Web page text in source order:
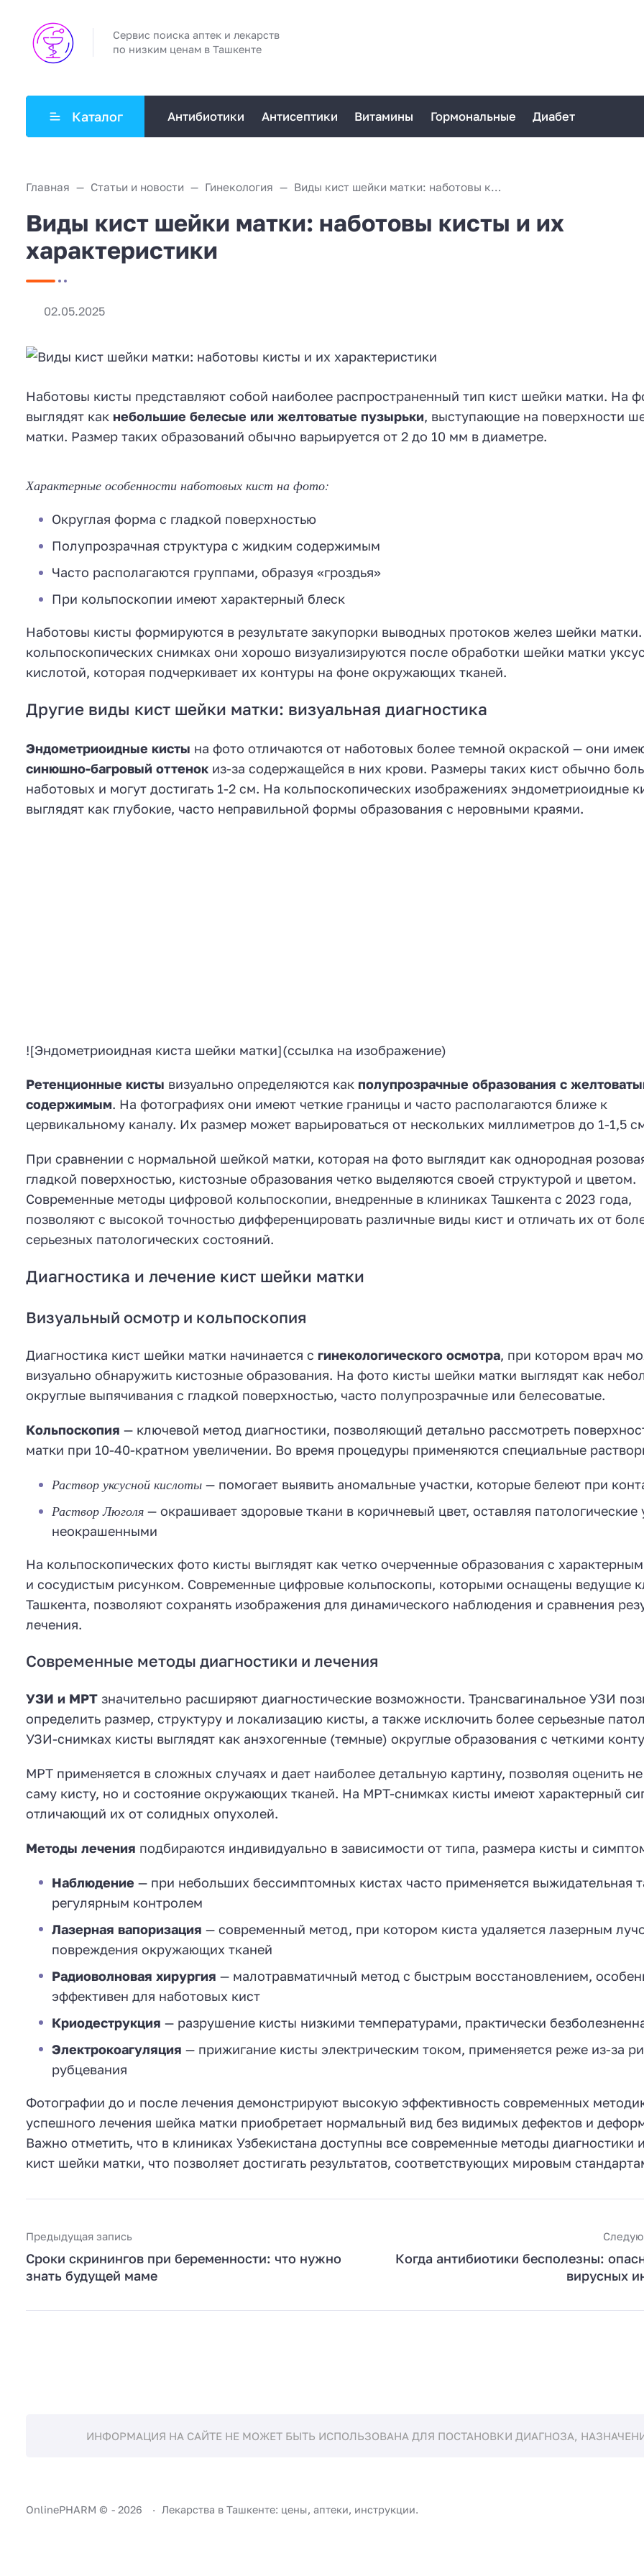
Сервис поиска аптек и лекарств
по низким ценам в Ташкенте
Каталог Антибиотики Антисептики Витамины Гормональные Диабет
Главная Статьи и новости Гинекология Виды кист шейки матки: наботовы кисты и их характеристики
Виды кист шейки матки: наботовы кисты и их
характеристики
02.05.2025
Наботовы кисты представляют собой наиболее распространенный тип кист шейки матки. На
выглядят как небольшие белесые или желтоватые пузырьки, выступающие на поверхности
матки. Размер таких образований обычно варьируется от 2 до 10 мм в диаметре.
Характерные особенности наботовых кист на фото:
Округлая форма с гладкой поверхностью
Полупрозрачная структура с жидким содержимым
Часто располагаются группами, образуя «гроздья»
При кольпоскопии имеют характерный блеск
Наботовы кисты формируются в результате закупорки выводных протоков желез шейки
кольпоскопических снимках они хорошо визуализируются после обработки шейки матки
кислотой, которая подчеркивает их контуры на фоне окружающих тканей.
Другие виды кист шейки матки: визуальная диагностика
Эндометриоидные кисты на фото отличаются от наботовых более темной окраской — они
синюшно-багровый оттенок из-за содержащейся в них крови. Размеры таких кист обычно
наботовых и могут достигать 1-2 см. На кольпоскопических изображениях эндометриоидные
выглядят как глубокие, часто неправильной формы образования с неровными краями.
![Эндометриоидная киста шейки матки](ссылка на изображение)
Ретенционные кисты визуально определяются как полупрозрачные образования с
содержимым. На фотографиях они имеют четкие границы и часто располагаются ближе к
цервикальному каналу. Их размер может варьироваться от нескольких миллиметров до 1-1,5
При сравнении с нормальной шейкой матки, которая на фото выглядит как однородная
гладкой поверхностью, кистозные образования четко выделяются своей структурой и цветом.
Современные методы цифровой кольпоскопии, внедренные в клиниках Ташкента с 2023 года,
позволяют с высокой точностью дифференцировать различные виды кист и отличать их от
серьезных патологических состояний.
Диагностика и лечение кист шейки матки
Визуальный осмотр и кольпоскопия
Диагностика кист шейки матки начинается с гинекологического осмотра, при котором врач
визуально обнаружить кистозные образования. На фото кисты шейки матки выглядят как
округлые выпячивания с гладкой поверхностью, часто полупрозрачные или белесоватые.
Кольпоскопия — ключевой метод диагностики, позволяющий детально рассмотреть
матки при 10-40-кратном увеличении. Во время процедуры применяются специальные
Раствор уксусной кислоты — помогает выявить аномальные участки, которые белеют при
Раствор Люголя — окрашивает здоровые ткани в коричневый цвет, оставляя патологические
неокрашенными
На кольпоскопических фото кисты выглядят как четко очерченные образования с
и сосудистым рисунком. Современные цифровые кольпоскопы, которыми оснащены ведущие
Ташкента, позволяют сохранять изображения для динамического наблюдения и сравнения
лечения.
Современные методы диагностики и лечения
УЗИ и МРТ значительно расширяют диагностические возможности. Трансвагинальное УЗИ
определить размер, структуру и локализацию кисты, а также исключить более серьезные
УЗИ-снимках кисты выглядят как анэхогенные (темные) округлые образования с четкими
МРТ применяется в сложных случаях и дает наиболее детальную картину, позволяя оценить
саму кисту, но и состояние окружающих тканей. На МРТ-снимках кисты имеют характерный
отличающий их от солидных опухолей.
Методы лечения подбираются индивидуально в зависимости от типа, размера кисты и
Наблюдение — при небольших бессимптомных кистах часто применяется выжидательная
регулярным контролем
Лазерная вапоризация — современный метод, при котором киста удаляется лазерным
повреждения окружающих тканей
Радиоволновая хирургия — малотравматичный метод с быстрым восстановлением,
эффективен для наботовых кист
Криодеструкция — разрушение кисты низкими температурами, практически
Электрокоагуляция — прижигание кисты электрическим током, применяется реже из-за
рубцевания
Фотографии до и после лечения демонстрируют высокую эффективность современных
успешного лечения шейка матки приобретает нормальный вид без видимых дефектов и
Важно отметить, что в клиниках Узбекистана доступны все современные методы диагностики
кист шейки матки, что позволяет достигать результатов, соответствующих мировым
Предыдущая запись
Сроки скринингов при беременности: что нужно
знать будущей маме
Когда антибиотики бесполезны:
вирусных
ИНФОРМАЦИЯ НА САЙТЕ НЕ МОЖЕТ БЫТЬ ИСПОЛЬЗОВАНА ДЛЯ ПОСТАНОВКИ ДИАГНОЗА,
OnlinePHARM © - 2026 Лекарства в Ташкенте: цены, аптеки, инструкции.